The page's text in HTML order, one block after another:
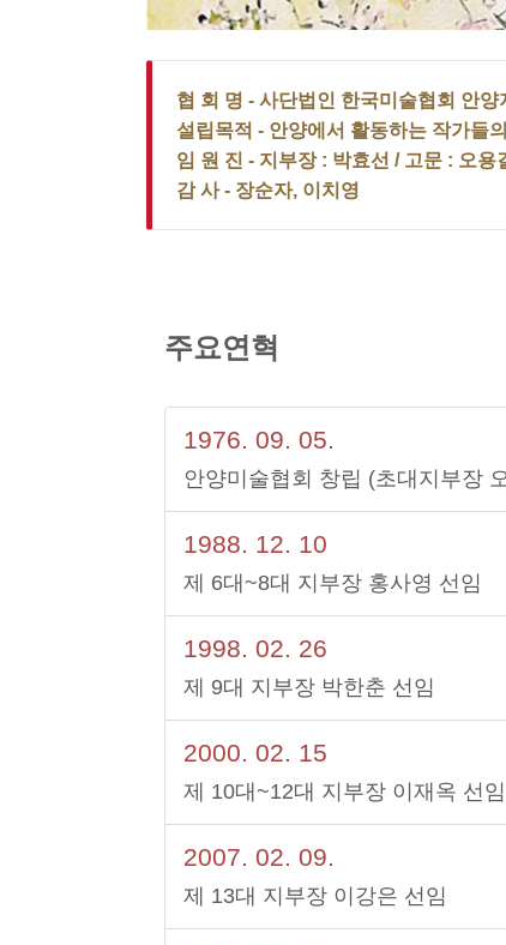
협 회 명 - 사단법인 한국미술협회 안양
설립목적 - 안양에서 활동하는 작가들
임 원 진 - 지부장 : 박효선 / 고문 : 오용
감 사- 장순자, 이치영
주요연혁
1976. 09. 05.
안양미술협회 창립 (초대지부장
1988. 12. 10
제 6대~8대 지부장 홍사영 선임
1998. 02. 26
제 9대 지부장 박한춘 선임
2000. 02. 15
제 10대~12대 지부장 이재옥 선임
2007. 02. 09.
제 13대 지부장 이강은 선임